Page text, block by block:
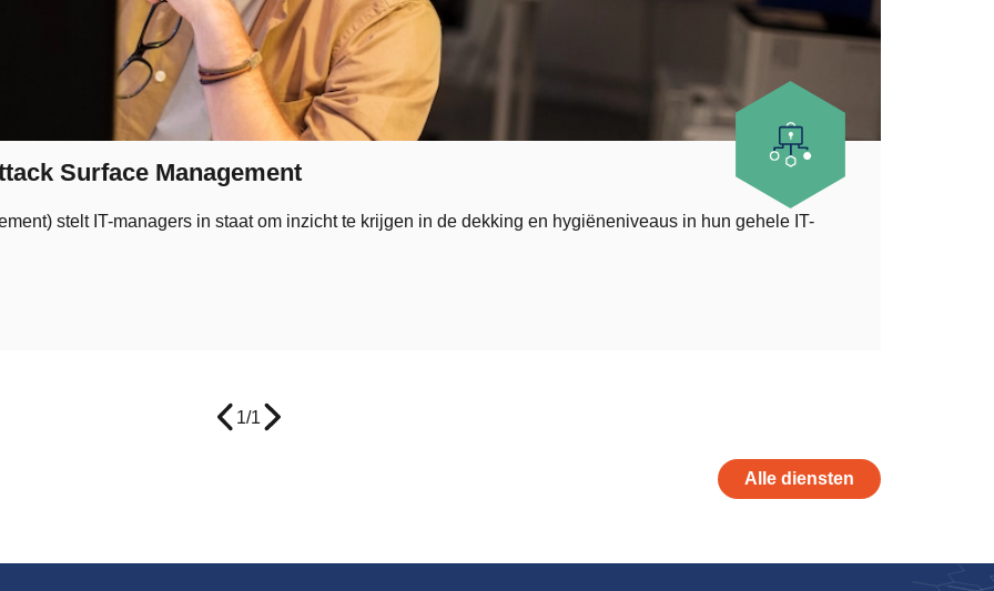
Surface Management
stelt IT-managers in staat om inzicht te krijgen in de dekking en hygiëneniveaus in hun gehele IT-
1/1
Alle diensten